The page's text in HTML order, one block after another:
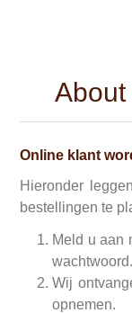
Online klant
Hieronder
bestellingen te
Meld u aan
wachtwoord.
Wij
opnemen.